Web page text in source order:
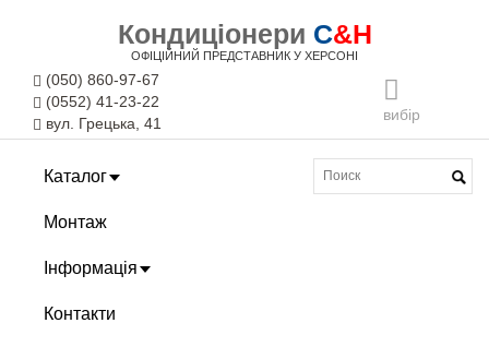
Кондиціонери C&H
ОФІЦІЙНИЙ ПРЕДСТАВНИК У ХЕРСОНІ
вибір
(050) 860-97-67
(0552) 41-23-22
вул. Грецька, 41
Каталог
Монтаж
Інформація
Контакти